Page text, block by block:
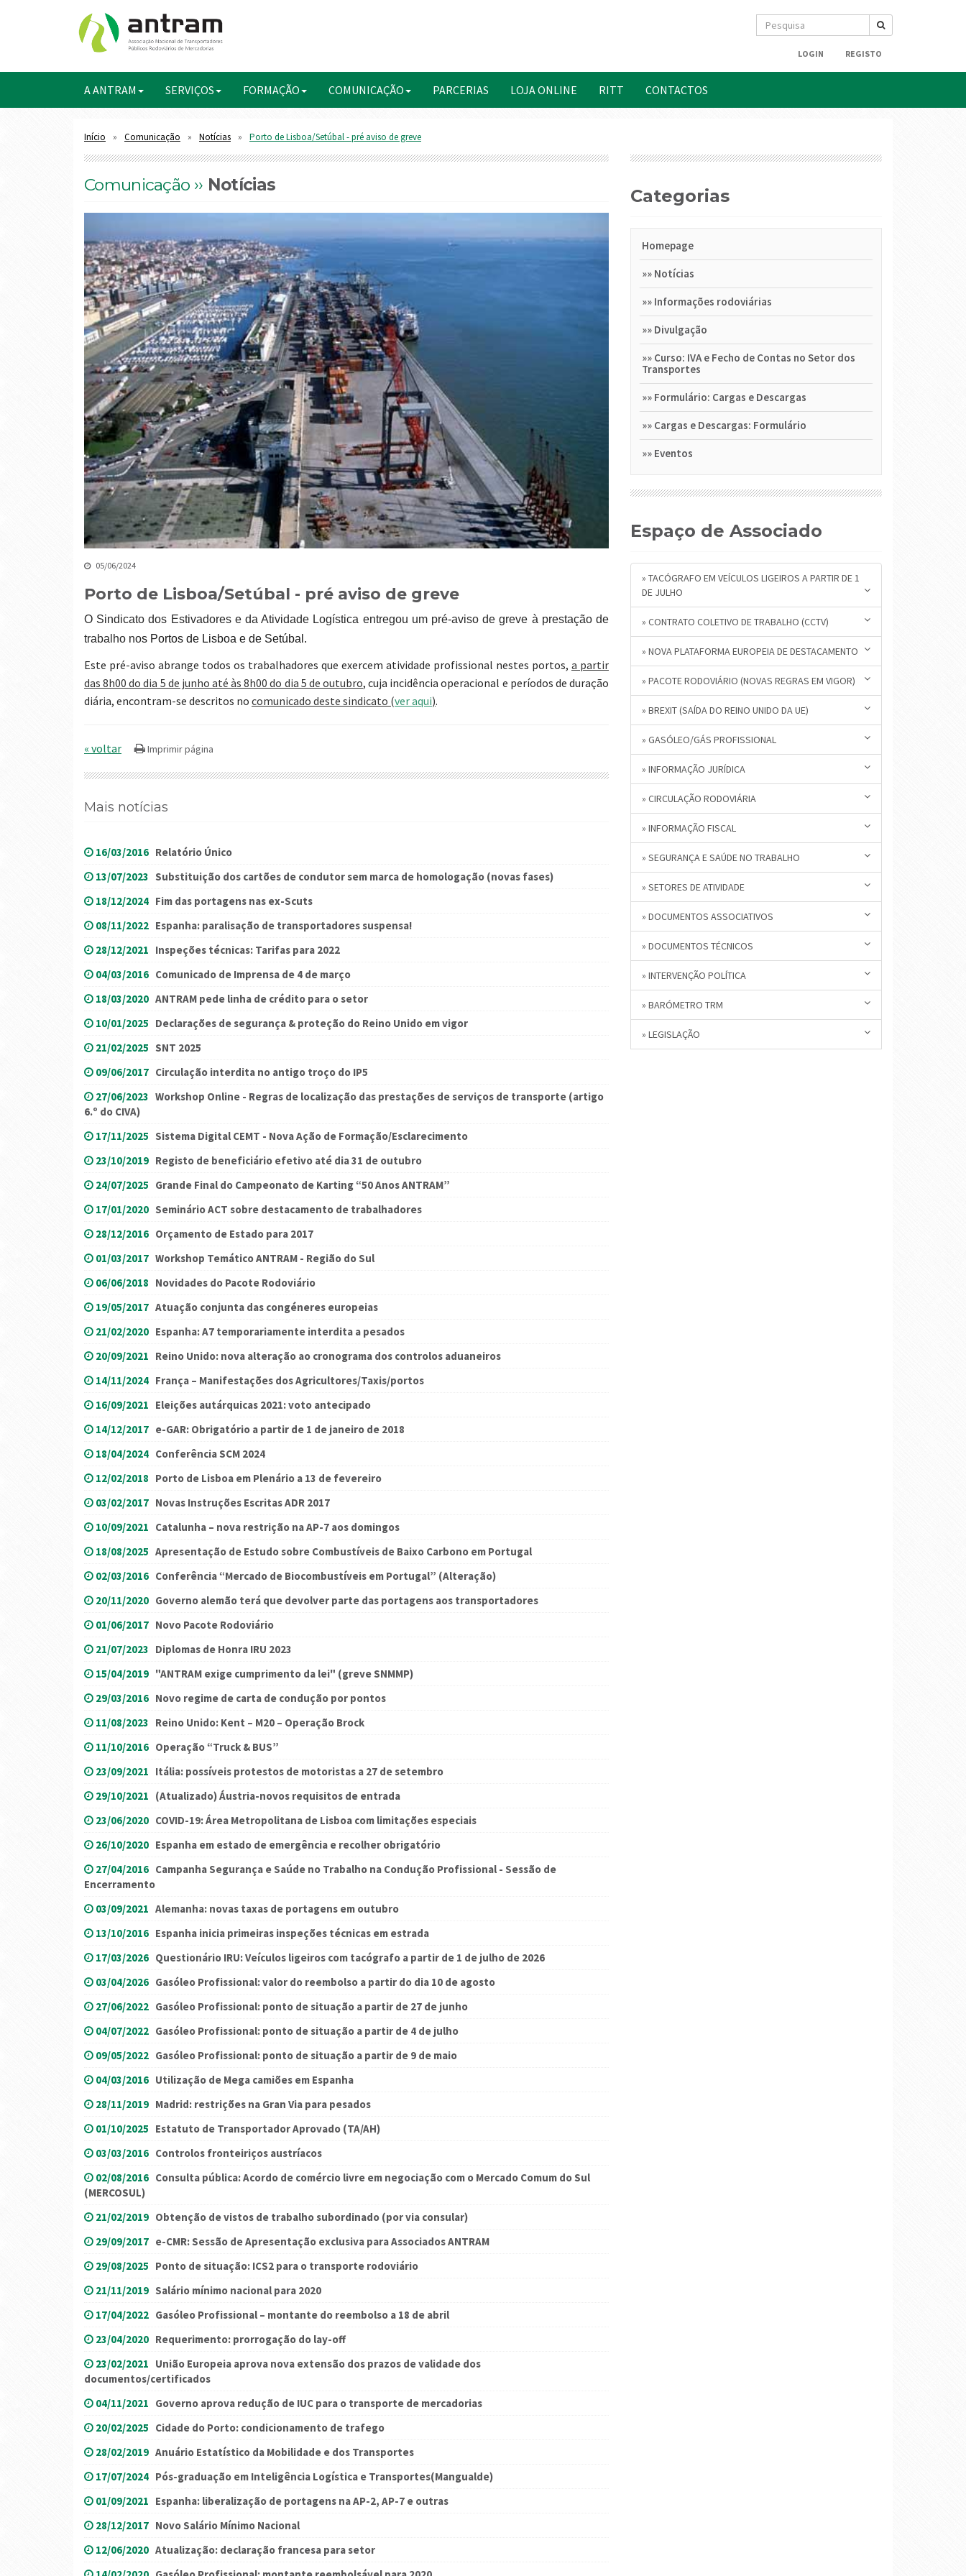
LOGIN REGISTO
A ANTRAM SERVIÇOS FORMAÇÃO COMUNICAÇÃO PARCERIAS LOJA ONLINE RITT CONTACTOS
Início Comunicação Notícias Porto de Lisboa/Setúbal - pré aviso de greve
Comunicação ›› Notícias
05/06/2024
Porto de Lisboa/Setúbal - pré aviso de greve
O Sindicato dos Estivadores e da Atividade Logística entregou um pré-aviso de greve à prestação de
trabalho nos Portos de Lisboa e de Setúbal.
Este pré-aviso abrange todos os trabalhadores que exercem atividade profissional nestes portos, a partir
das 8h00 do dia 5 de junho até às 8h00 do dia 5 de outubro, cuja incidência operacional e períodos de duração
diária, encontram-se descritos no comunicado deste sindicato (ver aqui).
« voltar
Mais notícias
16/03/2016 Relatório Único
13/07/2023 Substituição dos cartões de condutor sem marca de homologação (novas fases)
18/12/2024 Fim das portagens nas ex-Scuts
08/11/2022 Espanha: paralisação de transportadores suspensa!
28/12/2021 Inspeções técnicas: Tarifas para 2022
04/03/2016 Comunicado de Imprensa de 4 de março
18/03/2020 ANTRAM pede linha de crédito para o setor
10/01/2025 Declarações de segurança & proteção do Reino Unido em vigor
21/02/2025 SNT 2025
09/06/2017 Circulação interdita no antigo troço do IP5
27/06/2023 Workshop Online - Regras de localização das prestações de serviços de transporte (artigo
6.º do CIVA)
17/11/2025 Sistema Digital CEMT - Nova Ação de Formação/Esclarecimento
23/10/2019 Registo de beneficiário efetivo até dia 31 de outubro
24/07/2025 Grande Final do Campeonato de Karting “50 Anos ANTRAM”
17/01/2020 Seminário ACT sobre destacamento de trabalhadores
28/12/2016 Orçamento de Estado para 2017
01/03/2017 Workshop Temático ANTRAM - Região do Sul
06/06/2018 Novidades do Pacote Rodoviário
19/05/2017 Atuação conjunta das congéneres europeias
21/02/2020 Espanha: A7 temporariamente interdita a pesados
20/09/2021 Reino Unido: nova alteração ao cronograma dos controlos aduaneiros
14/11/2024 França – Manifestações dos Agricultores/Taxis/portos
16/09/2021 Eleições autárquicas 2021: voto antecipado
14/12/2017 e-GAR: Obrigatório a partir de 1 de janeiro de 2018
18/04/2024 Conferência SCM 2024
12/02/2018 Porto de Lisboa em Plenário a 13 de fevereiro
03/02/2017 Novas Instruções Escritas ADR 2017
10/09/2021 Catalunha – nova restrição na AP-7 aos domingos
18/08/2025 Apresentação de Estudo sobre Combustíveis de Baixo Carbono em Portugal
02/03/2016 Conferência “Mercado de Biocombustíveis em Portugal” (Alteração)
20/11/2020 Governo alemão terá que devolver parte das portagens aos transportadores
01/06/2017 Novo Pacote Rodoviário
21/07/2023 Diplomas de Honra IRU 2023
15/04/2019 "ANTRAM exige cumprimento da lei" (greve SNMMP)
29/03/2016 Novo regime de carta de condução por pontos
11/08/2023 Reino Unido: Kent – M20 – Operação Brock
11/10/2016 Operação “Truck & BUS”
23/09/2021 Itália: possíveis protestos de motoristas a 27 de setembro
29/10/2021 (Atualizado) Áustria-novos requisitos de entrada
23/06/2020 COVID-19: Área Metropolitana de Lisboa com limitações especiais
26/10/2020 Espanha em estado de emergência e recolher obrigatório
27/04/2016 Campanha Segurança e Saúde no Trabalho na Condução Profissional - Sessão de
Encerramento
03/09/2021 Alemanha: novas taxas de portagens em outubro
13/10/2016 Espanha inicia primeiras inspeções técnicas em estrada
17/03/2026 Questionário IRU: Veículos ligeiros com tacógrafo a partir de 1 de julho de 2026
03/04/2026 Gasóleo Profissional: valor do reembolso a partir do dia 10 de agosto
27/06/2022 Gasóleo Profissional: ponto de situação a partir de 27 de junho
04/07/2022 Gasóleo Profissional: ponto de situação a partir de 4 de julho
09/05/2022 Gasóleo Profissional: ponto de situação a partir de 9 de maio
04/03/2016 Utilização de Mega camiões em Espanha
28/11/2019 Madrid: restrições na Gran Via para pesados
01/10/2025 Estatuto de Transportador Aprovado (TA/AH)
03/03/2016 Controlos fronteiriços austríacos
02/08/2016 Consulta pública: Acordo de comércio livre em negociação com o Mercado Comum do Sul
(MERCOSUL)
21/02/2019 Obtenção de vistos de trabalho subordinado (por via consular)
29/09/2017 e-CMR: Sessão de Apresentação exclusiva para Associados ANTRAM
29/08/2025 Ponto de situação: ICS2 para o transporte rodoviário
21/11/2019 Salário mínimo nacional para 2020
17/04/2022 Gasóleo Profissional – montante do reembolso a 18 de abril
23/04/2020 Requerimento: prorrogação do lay-off
23/02/2021 União Europeia aprova nova extensão dos prazos de validade dos
documentos/certificados
04/11/2021 Governo aprova redução de IUC para o transporte de mercadorias
20/02/2025 Cidade do Porto: condicionamento de trafego
28/02/2019 Anuário Estatístico da Mobilidade e dos Transportes
17/07/2024 Pós-graduação em Inteligência Logística e Transportes(Mangualde)
01/09/2021 Espanha: liberalização de portagens na AP-2, AP-7 e outras
28/12/2017 Novo Salário Mínimo Nacional
12/06/2020 Atualização: declaração francesa para setor
Categorias
Homepage
»» Notícias
»» Informações rodoviárias
»» Divulgação
»» Curso: IVA e Fecho de Contas no Setor dos
Transportes
»» Formulário: Cargas e Descargas
»» Cargas e Descargas: Formulário
»» Eventos
Espaço de Associado
» TACÓGRAFO EM VEÍCULOS LIGEIROS A PARTIR DE 1
DE JULHO
» CONTRATO COLETIVO DE TRABALHO (CCTV)
» NOVA PLATAFORMA EUROPEIA DE DESTACAMENTO
» PACOTE RODOVIÁRIO (NOVAS REGRAS EM VIGOR)
» BREXIT (SAÍDA DO REINO UNIDO DA UE)
» GASÓLEO/GÁS PROFISSIONAL
» INFORMAÇÃO JURÍDICA
» CIRCULAÇÃO RODOVIÁRIA
» INFORMAÇÃO FISCAL
» SEGURANÇA E SAÚDE NO TRABALHO
» SETORES DE ATIVIDADE
» DOCUMENTOS ASSOCIATIVOS
» DOCUMENTOS TÉCNICOS
» INTERVENÇÃO POLÍTICA
» BARÓMETRO TRM
» LEGISLAÇÃO